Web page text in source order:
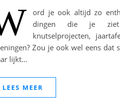
ord je ook altijd zo
dingen die je ziet
knutselprojecten,
Zou je ook wel eens dat
lijkt…
LEES MEER